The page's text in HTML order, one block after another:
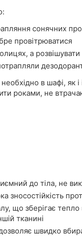
сонячних
провітрюватися
а розвішувати
в шафі, як
роками, не
до тіла, не
зносостійкість
що зберігає
тканині
швидко